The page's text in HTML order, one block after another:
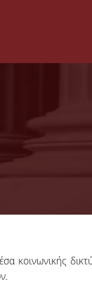
κοινωνικής